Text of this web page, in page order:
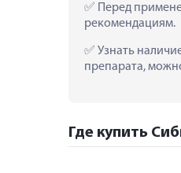
Перед
рекомендациям.
Узнать
препарата,
Где купить